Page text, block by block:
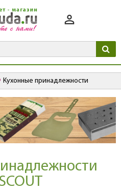
Кухонные принадлежности